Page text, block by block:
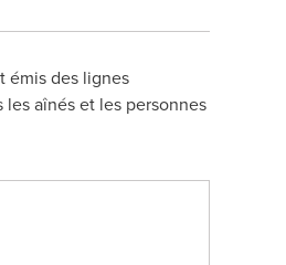
émis des lignes
aînés et les personnes